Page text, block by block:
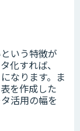
いう特徴が
化すれば、
なります。ま
を作成した
活用の幅を